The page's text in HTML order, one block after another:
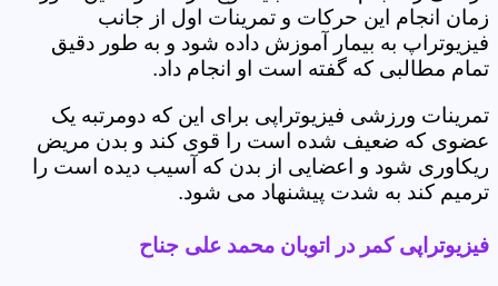
زمان انجام این حرکات و تمرینات اول از جانب
فیزیوتراپ به بیمار آموزش داده شود و به طور دقیق
تمام مطالبی که گفته است او انجام داد.
تمرینات ورزشی فیزیوتراپی برای این که دومرتبه یک
عضوی که ضعیف شده است را قوی کند و بدن مریض
ریکاوری شود و اعضایی از بدن که آسیب دیده است را
ترمیم کند به شدت پیشنهاد می شود.
فیزیوتراپی کمر در اتوبان محمد علی جناح